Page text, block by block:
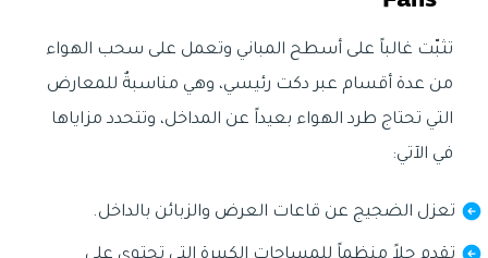
تثبّت غالباً على أسطح المباني وتعمل على سحب الهواء
من عدة أقسام عبر دكت رئيسي، وهي مناسبةٌ للمعارض
التي تحتاج طرد الهواء بعيداً عن المداخل، وتتحدد مزاياها
في الآتي:
تعزل الضجيج عن قاعات العرض والزبائن بالداخل.